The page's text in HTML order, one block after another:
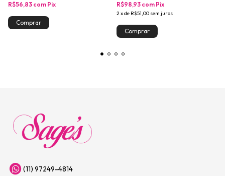
R$56,83 com Pix
2xde R$51,00 sem juros
R$98,93 com Pix
(11) 97249-4814